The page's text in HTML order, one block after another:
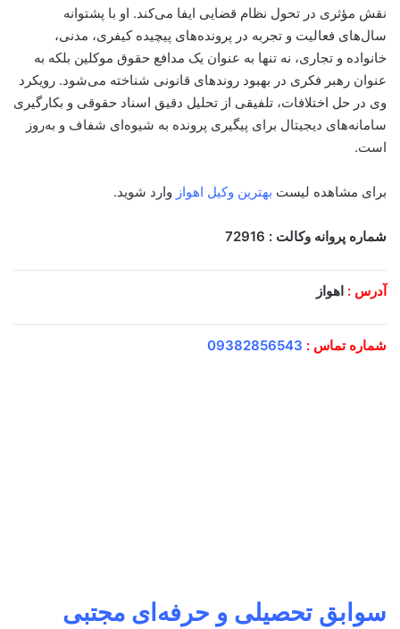
نقش مؤثری در تحول نظام قضایی ایفا می‌کند. او با پشتوانه
سال‌های فعالیت و تجربه در پرونده‌های پیچیده کیفری، مدنی،
خانواده و تجاری، نه تنها به عنوان یک مدافع حقوق موکلین بلکه به
عنوان رهبر فکری در بهبود روندهای قانونی شناخته می‌شود. رویکرد
وی در حل اختلافات، تلفیقی از تحلیل دقیق اسناد حقوقی و بکارگیری
سامانه‌های دیجیتال برای پیگیری پرونده به شیوه‌ای شفاف و به‌روز
است.
برای مشاهده لیست بهترین وکیل اهواز وارد شوید.
شماره پروانه وکالت : 72916
آدرس : اهواز
شماره تماس : 09382856543
سوابق تحصیلی و حرفه‌ای مجتبی